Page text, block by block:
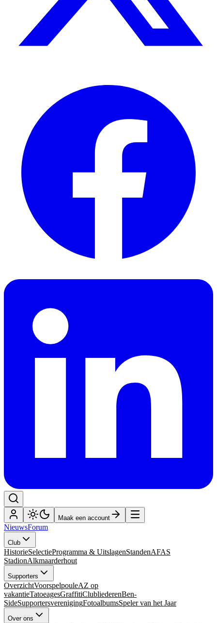
Maak een account
NieuwsForum
Club
HistorieSelectieProgramma & UitslagenStandenAFAS
StadionAlkmaarderhout
Supporters
OverzichtVoorspelpouleAZ op
vakantieTatoeagesGraffitiClubliederenBen-
SideSupportersverenigingFotoalbumsSpeler van het Jaar
Over ons